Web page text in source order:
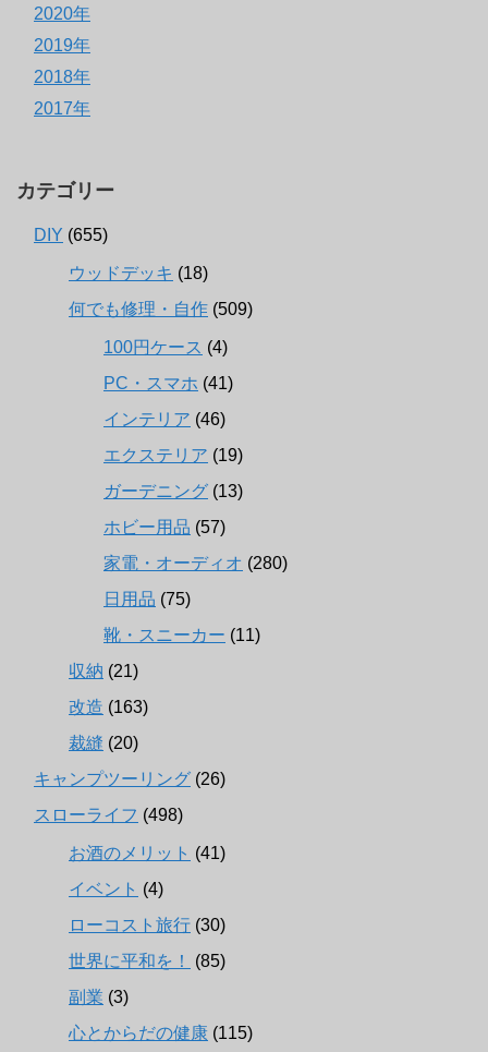
2020年
2019年
2018年
2017年
カテゴリー
DIY (655)
ウッドデッキ (18)
何でも修理・自作 (509)
100円ケース (4)
PC・スマホ (41)
インテリア (46)
エクステリア (19)
ガーデニング (13)
ホビー用品 (57)
家電・オーディオ (280)
日用品 (75)
靴・スニーカー (11)
収納 (21)
改造 (163)
裁縫 (20)
キャンプツーリング (26)
スローライフ (498)
お酒のメリット (41)
イベント (4)
ローコスト旅行 (30)
世界に平和を！
(85)
副業 (3)
心とからだの健康 (115)